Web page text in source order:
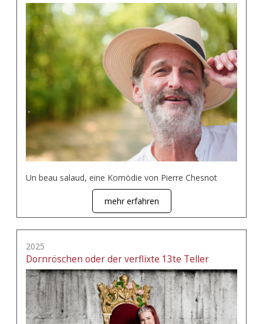
Un beau salaud, eine Komödie von Pierre Chesnot
mehr erfahren
2025
Dornröschen oder der verflixte 13te Teller